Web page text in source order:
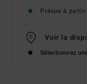
Prévue à partir
Voir la
Sélectionnez